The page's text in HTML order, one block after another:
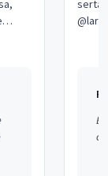
sertanejo• •interior de